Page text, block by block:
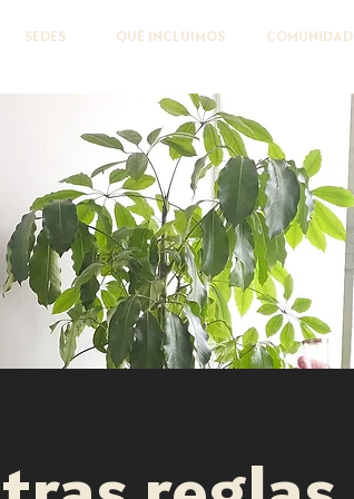
SEDES QUÉ INCLUIMOS COMUNIDAD